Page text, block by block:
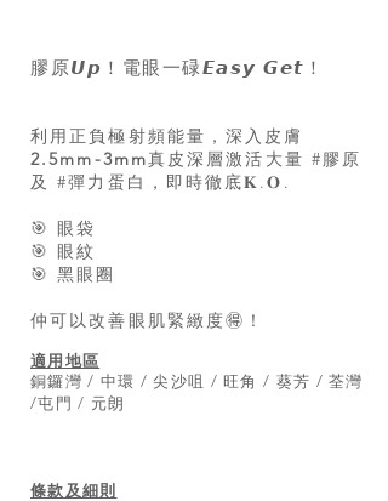
膠原𝙐𝙥！電眼一碌𝙀𝙖𝙨𝙮 𝙂𝙚𝙩！
利用正負極射頻能量，深入皮膚
2.5mm-3mm真皮深層激活大量 #膠原
及 #彈力蛋白，即時徹底𝐊.𝐎.
🎯 眼袋
🎯 眼紋
🎯 黑眼圈
仲可以改善眼肌緊緻度🉐！
適用地區
銅鑼灣 / 中環 / 尖沙咀 / 旺角 / 葵芳 / 荃灣
/屯門 / 元朗
條款及細則